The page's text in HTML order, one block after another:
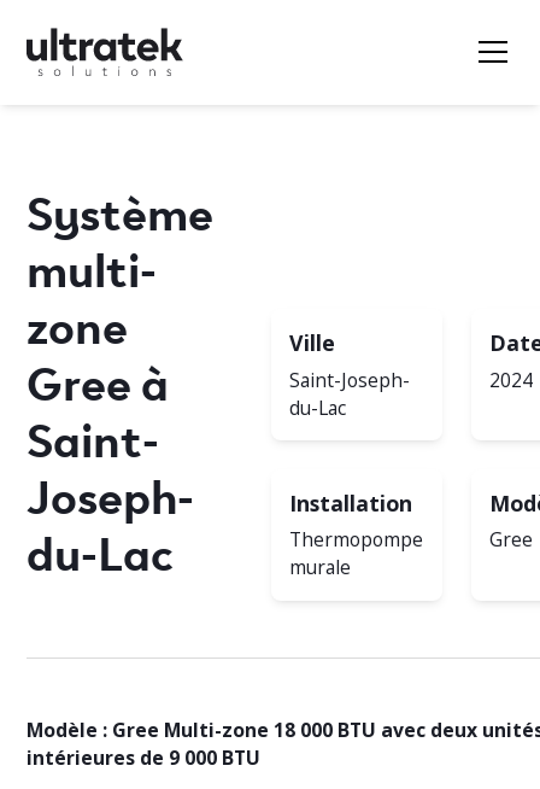
Système
multi-
zone
Gree à
Saint-
Joseph-
du-Lac
Ville
Saint-Joseph-
du-Lac
2024
Installation
Thermopompe
murale
Gree
Modèle : Gree Multi-zone 18 000 BTU avec deux
intérieures de 9 000 BTU